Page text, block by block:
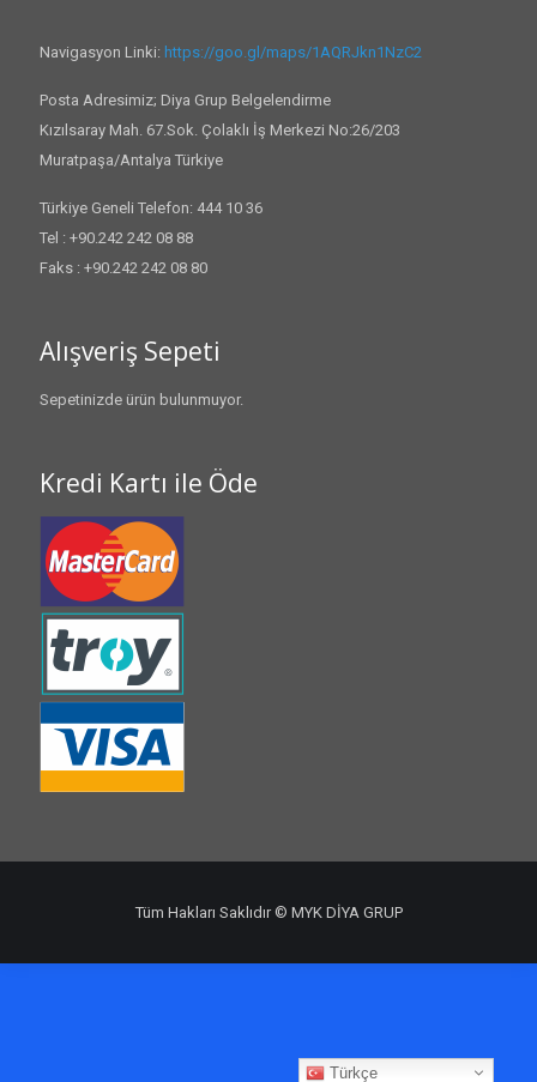
Navigasyon Linki: https://goo.gl/maps/1AQRJkn1NzC2
Posta Adresimiz; Diya Grup Belgelendirme
Kızılsaray Mah. 67.Sok. Çolaklı İş Merkezi No:26/203
Muratpaşa/Antalya Türkiye
Türkiye Geneli Telefon: 444 10 36
Tel : +90.242 242 08 88
Faks : +90.242 242 08 80
Alışveriş Sepeti
Sepetinizde ürün bulunmuyor.
Kredi Kartı ile Öde
Tüm Hakları Saklıdır © MYK DİYA GRUP
Türkçe